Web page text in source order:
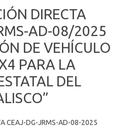
DIRECTA
AD-08/2025
DE VEHÍCULO
PARA LA
DEL
CEAJ-DG-JRMS-AD-08-2025